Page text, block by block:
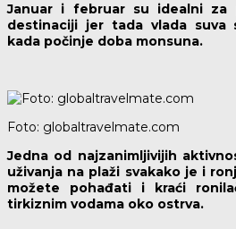
Januar i februar su idealni za
destinaciji jer tada vlada suva
kada počinje doba monsuna.
Foto: globaltravelmate.com
Jedna od najzanimljivijih
uživanja na plaži svakako je i
možete pohađati i kraći
tirkiznim vodama oko ostrva.